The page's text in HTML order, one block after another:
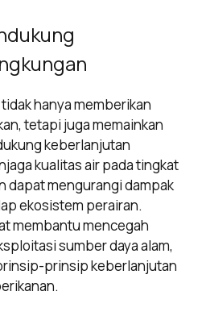
hanya memberikan
tetapi juga memainkan
keberlanjutan
kualitas air pada tingkat
dapat mengurangi dampak
ekosistem perairan.
membantu mencegah
sumber daya alam,
prinsip keberlanjutan